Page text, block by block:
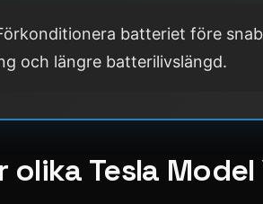
batteriet före
och längre batterilivslängd.
Tesla